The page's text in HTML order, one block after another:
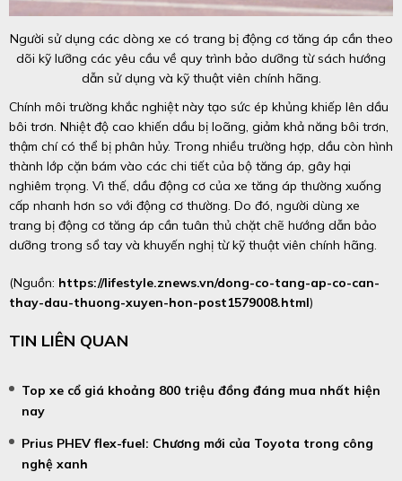
Người sử dụng các dòng xe có trang bị động cơ tăng áp cần theo
dõi kỹ lưỡng các yêu cầu về quy trình bảo dưỡng từ sách hướng
dẫn sử dụng và kỹ thuật viên chính hãng.
Chính môi trường khắc nghiệt này tạo sức ép khủng khiếp lên dầu
bôi trơn. Nhiệt độ cao khiến dầu bị loãng, giảm khả năng bôi trơn,
thậm chí có thể bị phân hủy. Trong nhiều trường hợp, dầu còn hình
thành lớp cặn bám vào các chi tiết của bộ tăng áp, gây hại
nghiêm trọng. Vì thế, dầu động cơ của xe tăng áp thường xuống
cấp nhanh hơn so với động cơ thường. Do đó, người dùng xe
trang bị động cơ tăng áp cần tuân thủ chặt chẽ hướng dẫn bảo
dưỡng trong sổ tay và khuyến nghị từ kỹ thuật viên chính hãng.
(Nguồn: https://lifestyle.znews.vn/dong-co-tang-ap-co-can-
thay-dau-thuong-xuyen-hon-post1579008.html)
TIN LIÊN QUAN
Top xe cổ giá khoảng 800 triệu đồng đáng mua nhất hiện
nay
Prius PHEV flex-fuel: Chương mới của Toyota trong công
nghệ xanh